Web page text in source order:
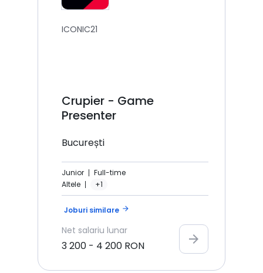
ICONIC21
Crupier - Game
Presenter
București
Junior
Full-time
Altele
+1
Joburi similare arrow_forward
Net salariu lunar
3 200 - 4 200 RON arrow_forward